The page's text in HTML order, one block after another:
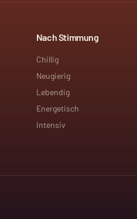
Nach Stimmung
Chillig
Neugierig
Lebendig
Energetisch
Intensiv